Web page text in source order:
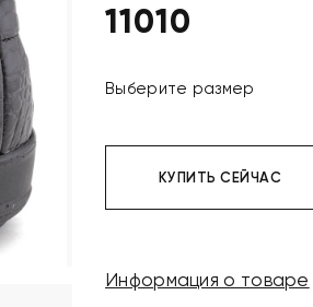
11010
Выберите размер
КУПИТЬ СЕЙЧАС
Информация о товаре